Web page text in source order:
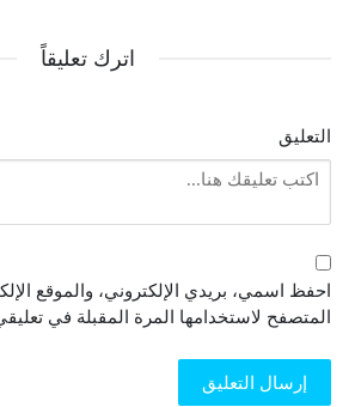
اترك تعليقاً
التعليق
احفظ اسمي، بريدي الإلكتروني، والموقع
المتصفح لاستخدامها المرة المقبلة في